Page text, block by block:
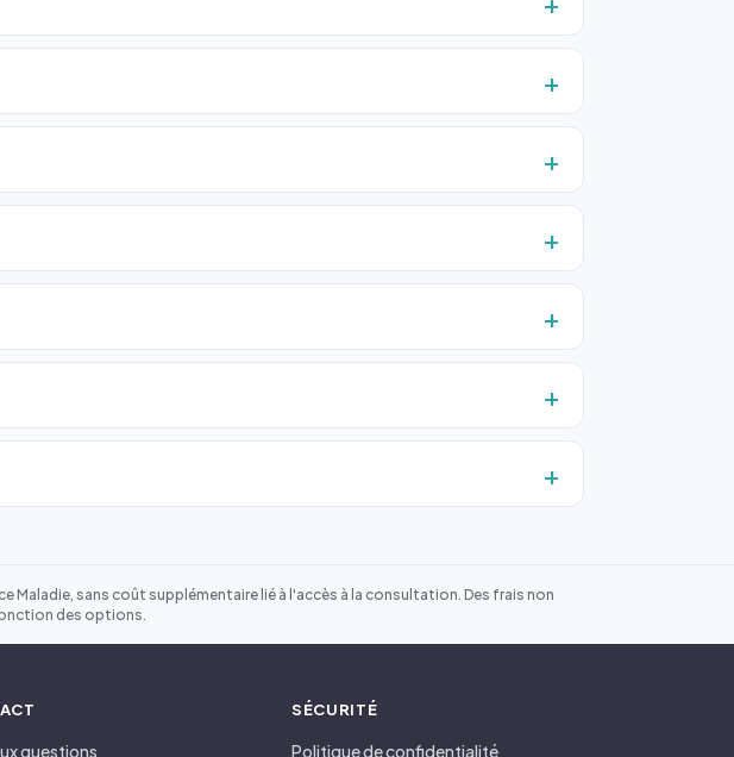
sans coût supplémentaire lié à l'accès à la consultation. Des frais non
des options.
questions
SÉCURITÉ
Politique de confidentialité